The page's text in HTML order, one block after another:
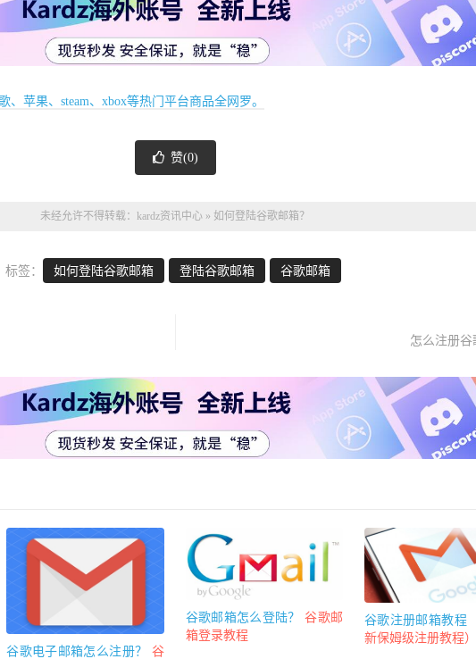
、苹果、steam、xbox等热门平台商品全网罗。
赞(0)
未经允许不得转载： kardz资讯中心 » 如何登陆谷歌邮箱？
标签： 如何登陆谷歌邮箱 登陆谷歌邮箱 谷歌邮箱
怎么注册谷
谷歌电子邮箱怎么注册？ 谷
谷歌邮箱怎么登陆？谷歌邮
箱登录教程
谷歌注册邮箱教程
新保姆级注册教程）